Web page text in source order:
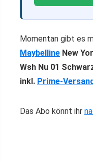
Momentan gibt es
Maybelline New
Wsh Nu 01
inkl. Prime-
Das Abo könnt ihr